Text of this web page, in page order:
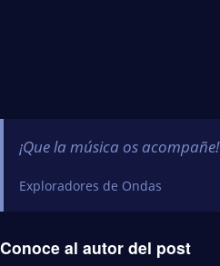
¡Que la música os acompañe!
Exploradores de Ondas
Conoce al autor del post